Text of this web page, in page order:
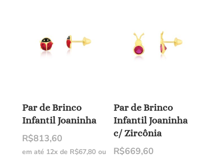
Par de Brinco
Infantil Joaninha
R$813,60
em até 12x de R$67,80 ou
Par de Brinco
Infantil Joaninha
c/ Zircônia
R$669,60